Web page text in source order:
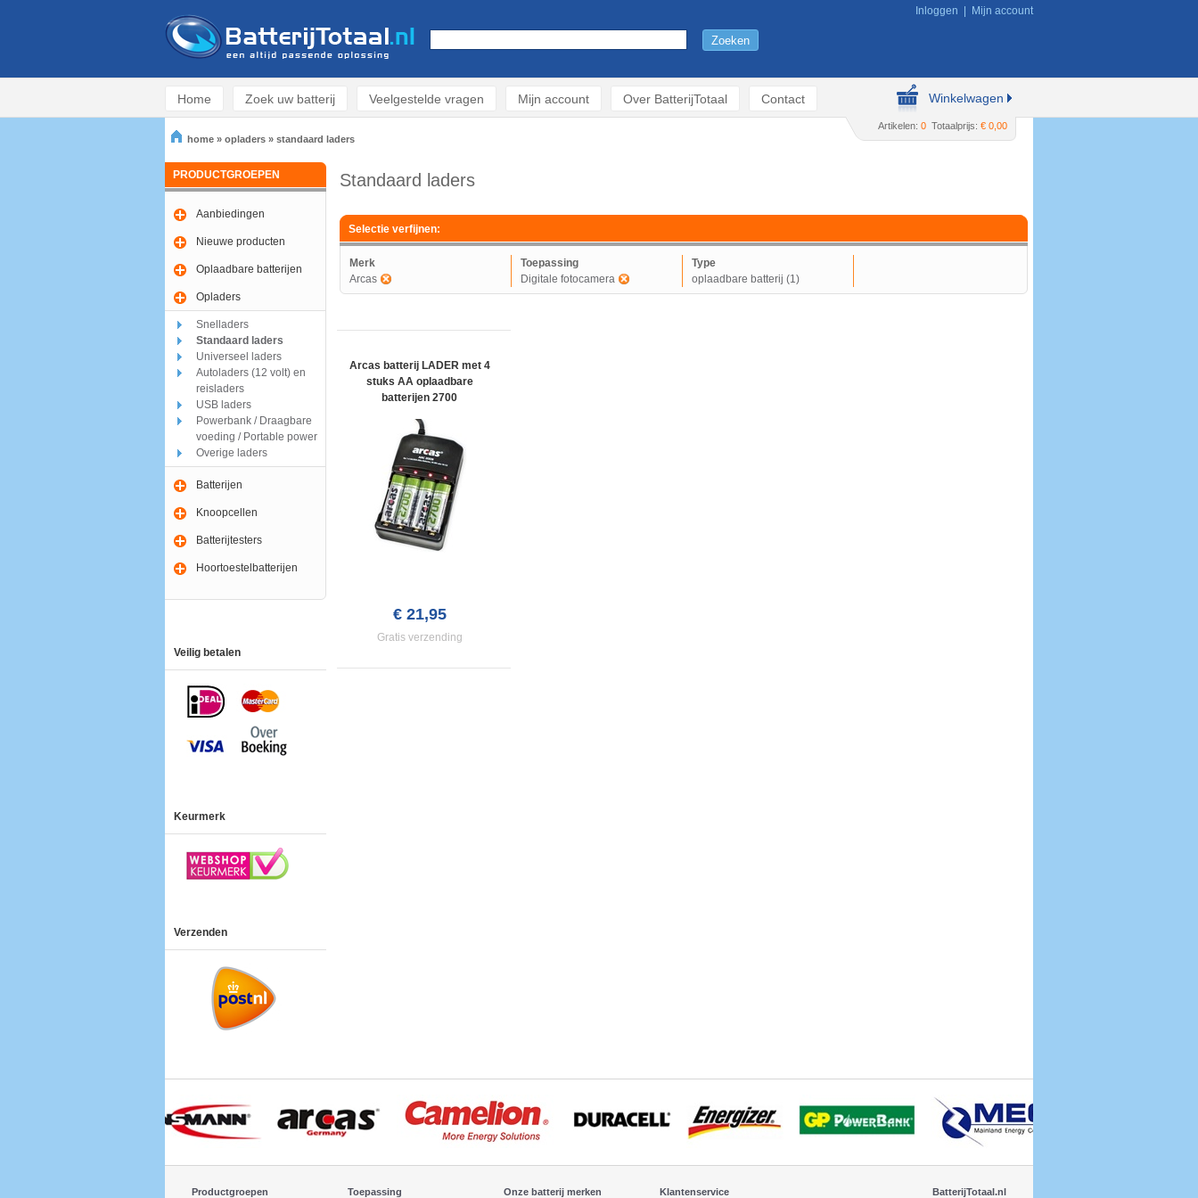
Inloggen Mijn account
Home Zoek uw batterij Veelgestelde vragen Mijn account Over BatterijTotaal Contact Winkelwagen
Artikelen: 0 Totaalprijs: € 0,00
home » opladers » standaard laders
PRODUCTGROEPEN
Aanbiedingen
Nieuwe producten
Oplaadbare batterijen
Opladers
Snelladers
Standaard laders
Universeel laders
Autoladers (12 volt) en
reisladers
USB laders
Powerbank / Draagbare
voeding / Portable power
Overige laders
Batterijen
Knoopcellen
Batterijtesters
Hoortoestelbatterijen
Veilig betalen
Keurmerk
Verzenden
Standaard laders
Selectie verfijnen:
Merk
Arcas
Toepassing
Digitale fotocamera
Type
oplaadbare batterij (1)
Arcas batterij LADER met 4
stuks AA oplaadbare
batterijen 2700
€ 21,95
Gratis verzending
Productgroepen Toepassing Onze batterij merken Klantenservice BatterijTotaal.nl